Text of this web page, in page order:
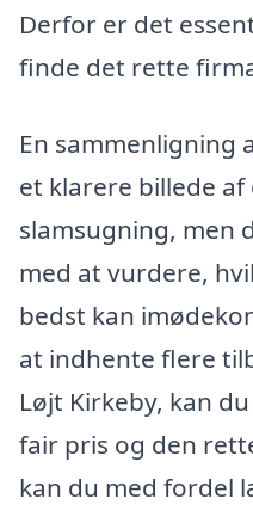
Derfor er det
finde det rette
En sammenligning
et klarere billede
slamsugning, men
med at vurdere,
bedst kan
at indhente flere
Løjt Kirkeby, kan
fair pris og den
kan du med fordel